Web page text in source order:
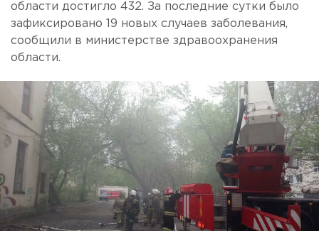
области достигло 432. За последние сутки было
зафиксировано 19 новых случаев заболевания,
сообщили в министерстве здравоохранения
области.